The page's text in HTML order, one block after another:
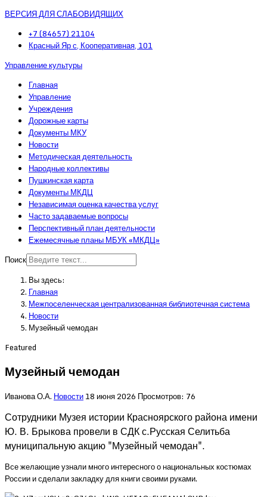
ВЕРСИЯ ДЛЯ СЛАБОВИДЯЩИХ
+7 (84657) 21104
Красный Яр с, Кооперативная, 101
Управление культуры
Главная
Управление
Учреждения
Дорожные карты
Документы МКУ
Новости
Методическая деятельность
Народные коллективы
Пушкинская карта
Документы МКДЦ
Независимая оценка качества услуг
Часто задаваемые вопросы
Перспективный план деятельности
Ежемесячные планы МБУК «МКДЦ»
Поиск
Вы здесь:
Главная
Межпоселенческая централизованная библиотечная система
Новости
Музейный чемодан
Featured
Музейный чемодан
Иванова О.А. Новости18 июня 2026 Просмотров: 76
Сотрудники Музея истории Красноярского района имени
Ю. В. Брыкова провели в СДК с.Русская Селитьба
муниципальную акцию "Музейный чемодан".
Все желающие узнали много интересного о национальных костюмах
России и сделали закладку для книги своими руками.